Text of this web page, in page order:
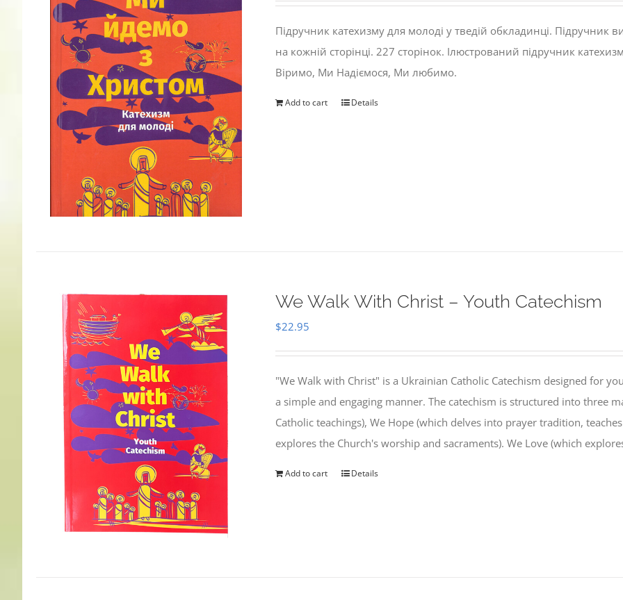
Підручник катехизму для молоді у тведій обкладинці.
на кожній сторінці. 227 сторінок. Ілюстрований підручник
Віримо, Ми Надіємося, Ми любимо.
Add to cart Details
We Walk With Christ – Youth Catechism
$22.95
"We Walk with Christ" is a Ukrainian Catholic Catechism designed for
a simple and engaging manner. The catechism is structured into three
Catholic teachings), We Hope (which delves into prayer tradition,
explores the Church's worship and sacraments). We Love (which
Add to cart Details